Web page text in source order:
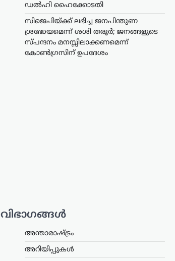
ഡൽഹി ഹൈക്കോടതി
സിജെപിയ്ക്ക് ലഭിച്ച ജനപിന്തുണ
ശ്രദ്ധേയമെന്ന് ശശി തരൂർ; ജനങ്ങളുടെ
സ്പന്ദനം മനസ്സിലാക്കണമെന്ന്
കോൺഗ്രസിന് ഉപദേശം
വിഭാഗങ്ങൾ
അന്താരാഷ്ട്രം
അറിയിപ്പുകൾ